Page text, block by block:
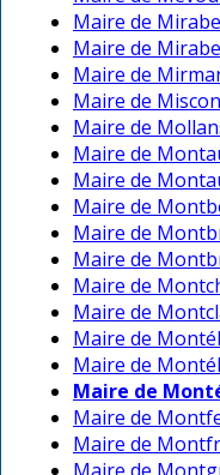
Maire de
Maire de
Maire de
Maire de Miscon
Maire de
Maire de
Maire de
Maire de
Maire de
Maire de
Maire de
Maire de
Maire de
Maire de
Maire de
Maire de
Maire de